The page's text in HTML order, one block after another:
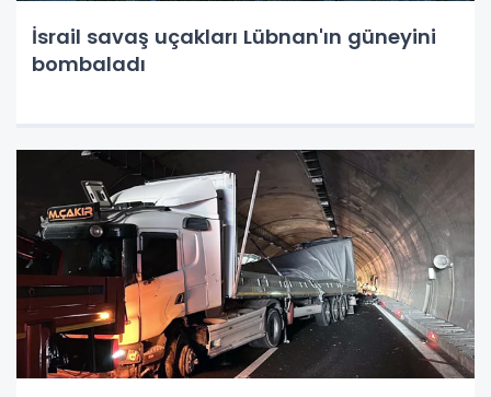
İsrail savaş uçakları Lübnan'ın güneyini
bombaladı